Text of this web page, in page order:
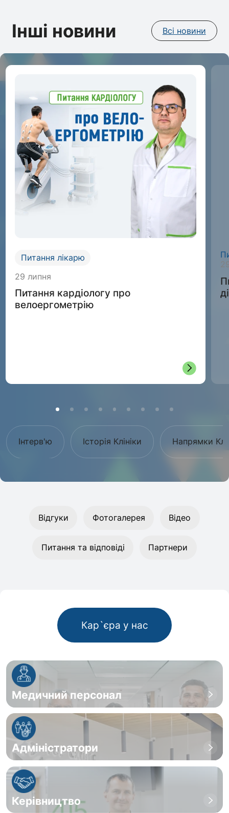
Інші новини Всі новини
Питання лікарю
29 липня
Питання кардіологу про
велоергометрію
Інтерв'ю Історія Клініки Напрямки
Відгуки Фотогалерея Відео
Питання та відповіді Партнери
Кар`єра у нас
Медичний персонал
Адміністратори
Керівництво